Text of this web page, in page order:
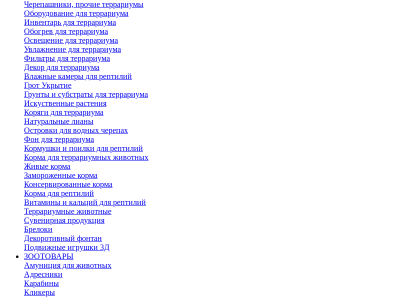
Черепашники, прочие террариумы
Оборудование для террариума
Инвентарь для террариума
Обогрев для террариума
Освещение для террариума
Увлажнение для террариума
Фильтры для террариума
Декор для террариума
Влажные камеры для рептилий
Грот Укрытие
Грунты и субстраты для террариума
Искуственные растения
Коряги для террариума
Натуральные лианы
Островки для водных черепах
Фон для террариума
Кормушки и поилки для рептилий
Корма для террариумных животных
Живые корма
Замороженные корма
Консервированные корма
Корма для рептилий
Витамины и кальций для рептилий
Террариумные животные
Сувенирная продукция
Брелоки
Декоротивный фонтан
Подвижные игрушки 3Д
ЗООТОВАРЫ
Амуниция для животных
Адресники
Карабины
Кликеры